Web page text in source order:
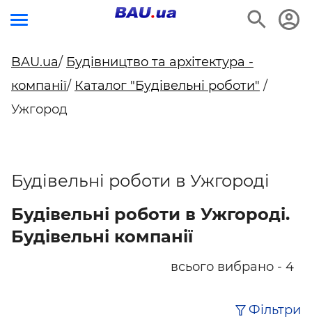
BAU.ua/ Будівництво та архітектура -
компанії/ Каталог "Будівельні роботи" /
Ужгород
Будівельні роботи в Ужгороді
Будівельні роботи в Ужгороді.
Будівельні компанії
всього вибрано - 4
Фільтри